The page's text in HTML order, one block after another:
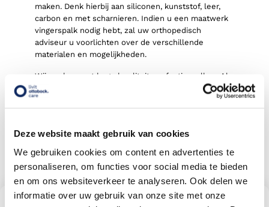
Deze website maakt gebruik van cookies
We gebruiken cookies om content en advertenties te
personaliseren, om functies voor social media te bieden
en om ons websiteverkeer te analyseren. Ook delen we
informatie over uw gebruik van onze site met onze
maken. Denk hierbij aan siliconen, kunststof, leer,
carbon en met scharnieren. Indien u een maatwerk
vingerspalk nodig hebt, zal uw orthopedisch
adviseur u voorlichten over de verschillende
materialen en mogelijkheden.
Wij werken met hoge kwaliteit confectiespalken. Al
onze merken zijn zorgvuldig door onze orthopedisch
adviseurs geselecteerd op hun kwaliteit en
duurzaamheid.
8.3
578beoordelingen
Bekijk alle reviews